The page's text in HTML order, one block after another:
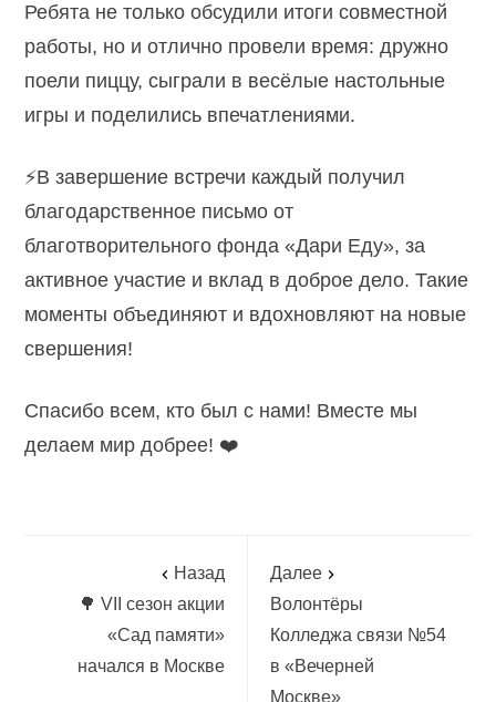
Ребята не только обсудили итоги совместной
работы, но и отлично провели время: дружно
поели пиццу, сыграли в весёлые настольные
игры и поделились впечатлениями.
⚡В завершение встречи каждый получил
благодарственное письмо от
благотворительного фонда «Дари Еду», за
активное участие и вклад в доброе дело. Такие
моменты объединяют и вдохновляют на новые
свершения!
Спасибо всем, кто был с нами! Вместе мы
делаем мир добрее! ❤️
Назад
🌳 VII сезон акции
«Сад памяти»
начался в Москве
Далее
Волонтёры
Колледжа связи №54
в «Вечерней
Москве»